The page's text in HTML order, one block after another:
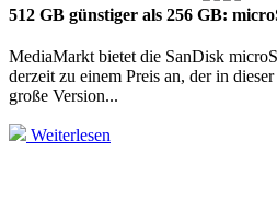
512 GB günstiger als 256 GB:
MediaMarkt bietet die SanDisk
derzeit zu einem Preis an, der in
große Version...
Weiterlesen